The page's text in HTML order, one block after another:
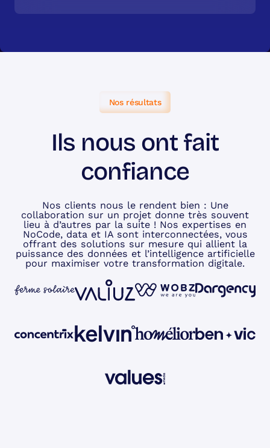
Nos résultats
Ils nous ont fait
confiance
Nos clients nous le rendent bien : Une
collaboration sur un projet donne très souvent
lieu à d’autres par la suite ! Nos expertises en
NoCode, data et IA sont interconnectées, vous
offrant des solutions sur mesure qui allient la
puissance des données et l’intelligence artificielle
pour maximiser votre transformation digitale.